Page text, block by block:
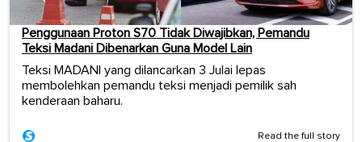
Penggunaan Proton S70 Tidak Diwajibkan, Pemandu
Teksi Madani Dibenarkan Guna Model Lain
Teksi MADANI yang dilancarkan 3 Julai lepas
membolehkan pemandu teksi menjadi pemilik sah
kenderaan baharu.
Read the full story